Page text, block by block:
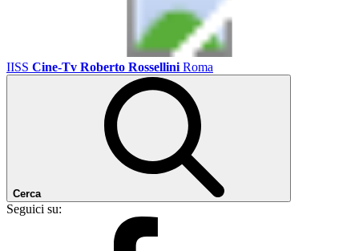
IISS Cine-Tv Roberto Rossellini Roma
Cerca
Seguici su: